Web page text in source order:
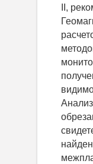
II,